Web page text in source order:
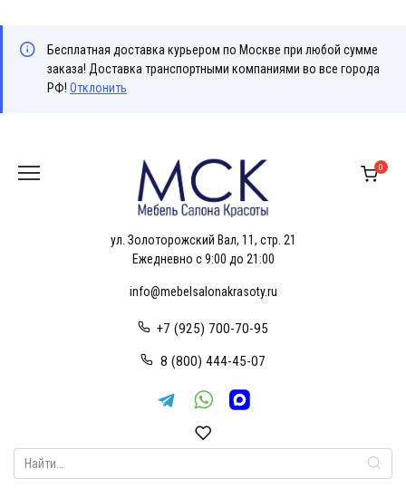
Бесплатная доставка курьером по Москве при любой сумме
заказа! Доставка транспортными компаниями во все города
РФ! Отклонить
содержанию
ул. Золоторожский Вал, 11, стр. 21
Ежедневно с 9:00 до 21:00
info@mebelsalonakrasoty.ru
+7 (925) 700-70-95
8 (800) 444-45-07
0
Search
for: